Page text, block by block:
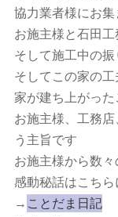
協力業者様にお集
お施主様と石田
そして施工中の
そしてこの家の
家が建ち上がっ
お施主様、工務
う主旨です
お施主様から数
感動秘話はこち
→ ことだま日記